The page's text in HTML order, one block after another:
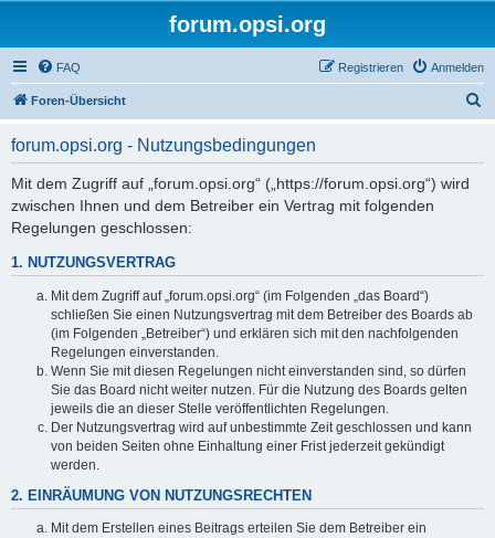
forum.opsi.org
FAQ Anmelden
Registrieren
Foren-Übersicht
forum.opsi.org - Nutzungsbedingungen
Mit dem Zugriff auf „forum.opsi.org“ („https://forum.opsi.org“) wird
zwischen Ihnen und dem Betreiber ein Vertrag mit folgenden
Regelungen geschlossen:
1. NUTZUNGSVERTRAG
Mit dem Zugriff auf „forum.opsi.org“ (im Folgenden „das Board“)
schließen Sie einen Nutzungsvertrag mit dem Betreiber des Boards ab
(im Folgenden „Betreiber“) und erklären sich mit den nachfolgenden
Regelungen einverstanden.
Wenn Sie mit diesen Regelungen nicht einverstanden sind, so dürfen
Sie das Board nicht weiter nutzen. Für die Nutzung des Boards gelten
jeweils die an dieser Stelle veröffentlichten Regelungen.
Der Nutzungsvertrag wird auf unbestimmte Zeit geschlossen und kann
von beiden Seiten ohne Einhaltung einer Frist jederzeit gekündigt
werden.
2. EINRÄUMUNG VON NUTZUNGSRECHTEN
Mit dem Erstellen eines Beitrags erteilen Sie dem Betreiber ein